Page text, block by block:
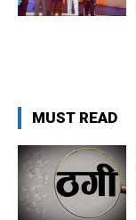
MUST READ